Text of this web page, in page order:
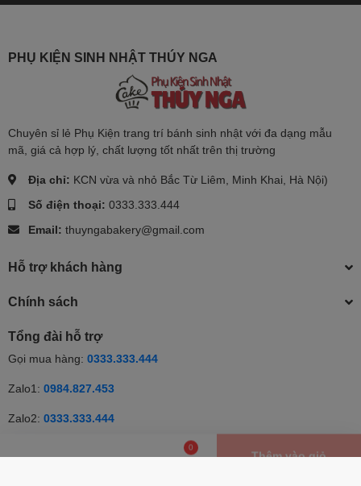
PHỤ KIỆN SINH NHẬT THÚY NGA
Chuyên sỉ lẻ Phụ Kiện trang trí bánh sinh nhật với đa dạng mẫu
mã, giá cả hợp lý, chất lượng tốt nhất trên thị trường
Địa chỉ: KCN vừa và nhỏ Bắc Từ Liêm, Minh Khai, Hà Nội)
Số điện thoại: 0333.333.444
Email: thuyngabakery@gmail.com
Hỗ trợ khách hàng
Chính sách
Tổng đài hỗ trợ
Gọi mua hàng: 0333.333.444
Zalo1: 0984.827.453
Zalo2: 0333.333.444
Giỏ hàng
Thêm vào giỏ